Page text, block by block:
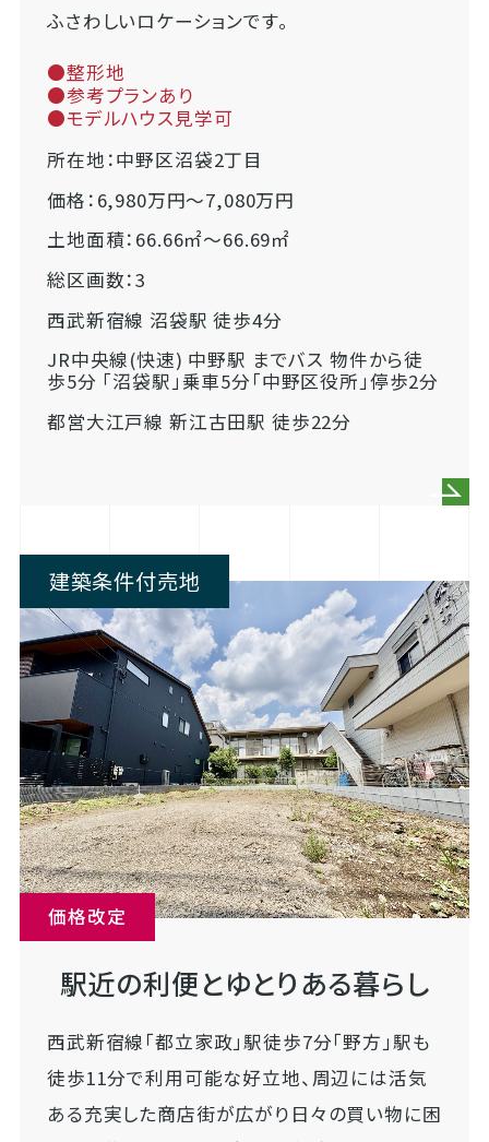
ふさわしいロケーションです。
●整形地
●参考プランあり
●モデルハウス見学可
所在地：中野区沼袋2丁目
価格：6,980万円～7,080万円
土地面積：66.66㎡～66.69㎡
総区画数：3
西武新宿線 沼袋駅 徒歩4分
JR中央線(快速) 中野駅 までバス 物件から徒
歩5分 「沼袋駅」乗車5分「中野区役所」停歩2分
都営大江戸線 新江古田駅 徒歩22分
建築条件付売地
価格改定
駅近の利便とゆとりある暮らし
西武新宿線「都立家政」駅徒歩7分「野方」駅も
徒歩11分で利用可能な好立地、周辺には活気
ある充実した商店街が広がり日々の買い物に困